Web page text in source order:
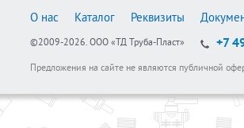
О нас Каталог Реквизиты
©2009-2026. ООО «ТД Труба-Пласт» +7
Предложения на сайте не являются публичной